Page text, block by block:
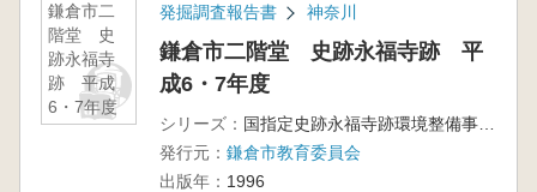
鎌倉市二
階堂 史
跡永福寺
跡 平成
6・7年度
発掘調査報告書 神奈川
鎌倉市二階堂 史跡永福寺跡 平
成6・7年度
シリーズ：
国指定史跡永福寺跡環境整備事業に係る発掘調査概要報告書:平成6・7年度
発行元： 鎌倉市教育委員会
出版年： 1996